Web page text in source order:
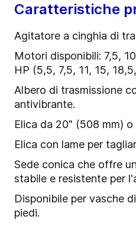
Caratteristiche
Agitatore a cinghia di
Motori disponibili: 7,5,
HP (5,5, 7,5, 11, 15,
Albero di trasmissione
antivibrante.
Elica da 20" (508 mm)
Elica con lame per
Sede conica che offre
stabile e resistente per
Disponibile per vasche
piedi.